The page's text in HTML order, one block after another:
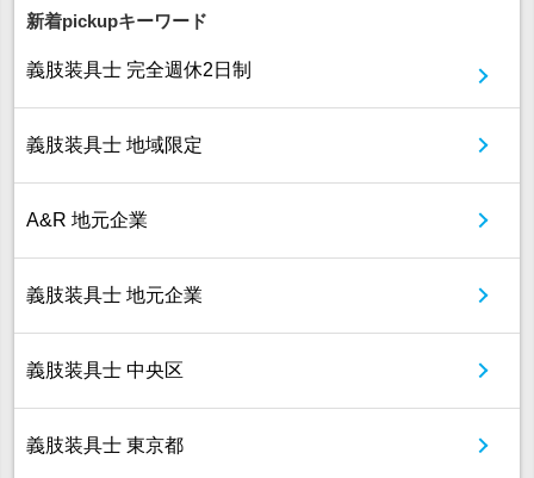
新着pickupキーワード
義肢装具士 完全週休2日制
義肢装具士 地域限定
A&R 地元企業
義肢装具士 地元企業
義肢装具士 中央区
義肢装具士 東京都